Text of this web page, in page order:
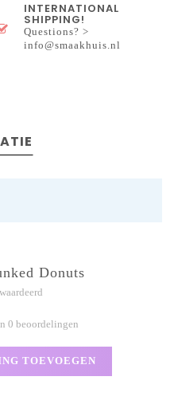
INTERNATIONAL
SHIPPING!
Questions? >
info@smaakhuis.nl
Donuts
0 beoordelingen
TOEVOEGEN